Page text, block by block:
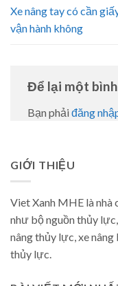
Xe nâng tay có cần
vận hành không
Để lại một
Bạn phải đăng
GIỚI THIỆU
Viet Xanh MHE là
như bộ nguồn thủy
nâng thủy lực, xe nâng
thủy lực.